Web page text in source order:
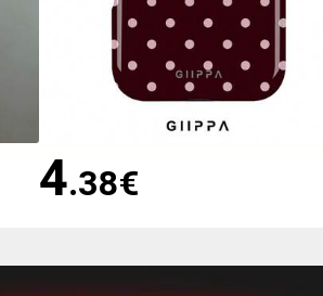
4.38€